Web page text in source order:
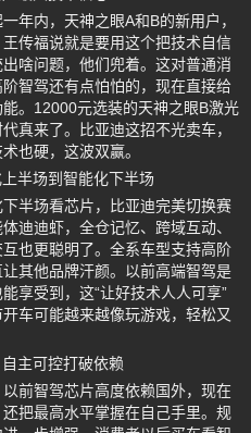
年内，天神之眼A和B的新用户，
传福说就是要用这个把技术自信
啥问题，他们兜着。这对普通消
智驾还有点怕怕的，现在直接给
。12000元选装的天神之眼B激光
真来了。比亚迪这招不光卖车，
也硬，这波双赢。
半场到智能化下半场
半场看芯片，比亚迪完美切换赛
迪迪虾，全仓记忆、跨域互动、
也更聪明了。全系车型支持高阶
其他品牌汗颜。以前高端智驾是
享受到，这“让好技术人人可享”
车可能越来越像玩游戏，轻松又
主可控打破依赖
前智驾芯片高度依赖国外，现在
把最高水平掌握在自己手里。规